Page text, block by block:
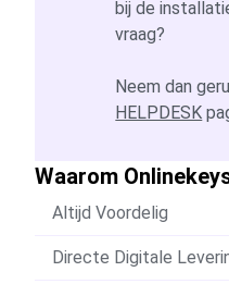
bij de
vraag?
Neem dan
HELPDESK
Waarom
Altijd Voordelig
Directe Digitale